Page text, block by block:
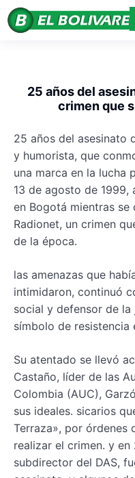
25 años del
crimen que
25 años del asesinato
y humorista, que
una marca en la lucha
13 de agosto de
en Bogotá mientras
Radionet, un crimen
de la época.
las amenazas que
intimidaron, continuó
social y defensor de
símbolo de resistencia
Su atentado se llevó
Castaño, líder de las
Colombia (AUC),
sus ideales. sicarios
Terraza», por órdenes
realizar el crimen. y
subdirector del DAS,